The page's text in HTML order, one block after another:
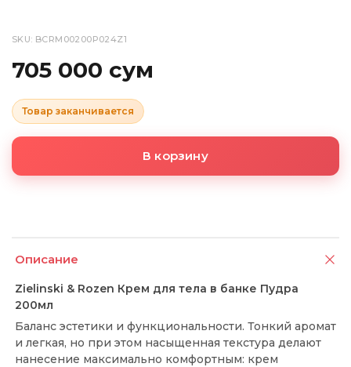
SKU: BCRM00200P024Z1
705 000 сум
Товар заканчивается
В корзину
Описание
Zielinski & Rozen Крем для тела в банке Пудра
200мл
Баланс эстетики и функциональности. Тонкий аромат
и легкая, но при этом насыщенная текстура делают
нанесение максимально комфортным: крем